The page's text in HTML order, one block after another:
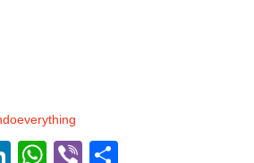
LinkedIn
WhatsApp
Viber